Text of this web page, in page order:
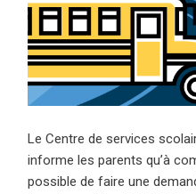
Le Centre de services
informe les parents qu’à
possible de faire une